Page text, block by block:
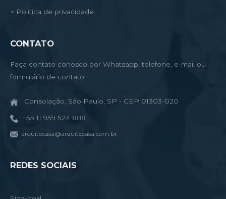
> Política de privacidade
CONTATO
Faça contato conosco por Whatsapp, telefone, e-mail ou
formulário de contato.
Consolação, São Paulo, SP - CEP 01303-020
+55 11 959 524 888
arquitecasa@arquitecasa.com.br
REDES SOCIAIS